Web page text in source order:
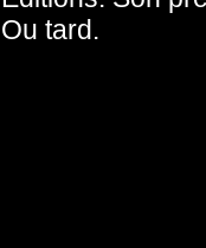
Ou tard.